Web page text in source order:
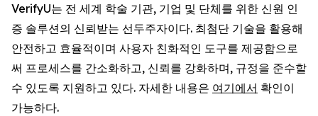
VerifyU는 전 세계 학술 기관, 기업 및 단체를 위한 신원 인
증 솔루션의 신뢰받는 선두주자이다. 최첨단 기술을 활용해
안전하고 효율적이며 사용자 친화적인 도구를 제공함으로
써 프로세스를 간소화하고, 신뢰를 강화하며, 규정을 준수할
수 있도록 지원하고 있다. 자세한 내용은 여기에서 확인이
가능하다.